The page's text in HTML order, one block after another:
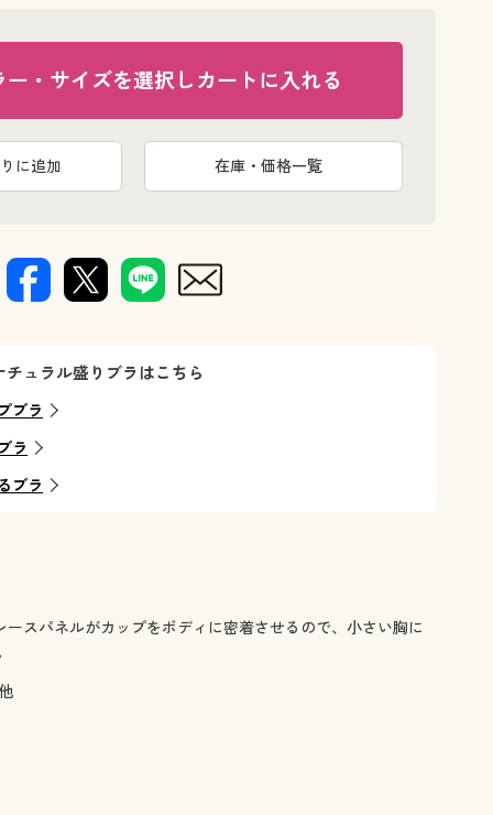
ー・サイズを選択しカートに入れる
に追加 在庫・価格一覧
ュラル盛りブラはこちら
ブラ
ラ
ブラ
スパネルがカップをボディに密着させるので、小さい胸に